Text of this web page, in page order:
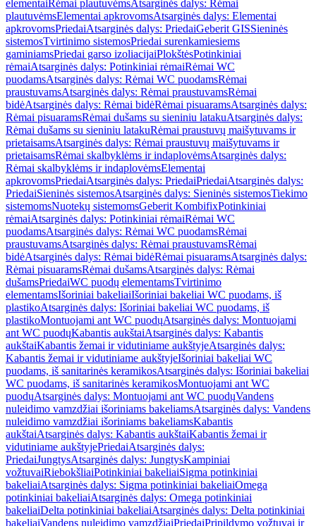
elementaiRėmai plautuvėmsAtsarginės dalys: Rėmai
plautuvėmsElementai apkrovomsAtsarginės dalys: Elementai
apkrovomsPriedaiAtsarginės dalys: PriedaiGeberit GISSieninės
sistemosTvirtinimo sistemosPriedai surenkamiesiems
gaminiamsPriedai garso izoliacijaiPlokštėsPotinkiniai
rėmaiAtsarginės dalys: Potinkiniai rėmaiRėmai WC
puodamsAtsarginės dalys: Rėmai WC puodamsRėmai
praustuvamsAtsarginės dalys: Rėmai praustuvamsRėmai
bidėAtsarginės dalys: Rėmai bidėRėmai pisuaramsAtsarginės dalys:
Rėmai pisuaramsRėmai dušams su sieniniu latakuAtsarginės dalys:
Rėmai dušams su sieniniu latakuRėmai praustuvų maišytuvams ir
prietaisamsAtsarginės dalys: Rėmai praustuvų maišytuvams ir
prietaisamsRėmai skalbyklėms ir indaplovėmsAtsarginės dalys:
Rėmai skalbyklėms ir indaplovėmsElementai
apkrovomsPriedaiAtsarginės dalys: PriedaiPriedaiAtsarginės dalys:
PriedaiSieninės sistemosAtsarginės dalys: Sieninės sistemosTiekimo
sistemomsNuotekų sistemomsGeberit KombifixPotinkiniai
rėmaiAtsarginės dalys: Potinkiniai rėmaiRėmai WC
puodamsAtsarginės dalys: Rėmai WC puodamsRėmai
praustuvamsAtsarginės dalys: Rėmai praustuvamsRėmai
bidėAtsarginės dalys: Rėmai bidėRėmai pisuaramsAtsarginės dalys:
Rėmai pisuaramsRėmai dušamsAtsarginės dalys: Rėmai
dušamsPriedaiWC puodų elementamsTvirtinimo
elementamsIšoriniai bakeliaiIšoriniai bakeliai WC puodams, iš
plastikoAtsarginės dalys: Išoriniai bakeliai WC puodams, iš
plastikoMontuojami ant WC puodųAtsarginės dalys: Montuojami
ant WC puodųKabantis aukštaiAtsarginės dalys: Kabantis
aukštaiKabantis žemai ir vidutiniame aukštyjeAtsarginės dalys:
Kabantis žemai ir vidutiniame aukštyjeIšoriniai bakeliai WC
puodams, iš sanitarinės keramikosAtsarginės dalys: Išoriniai bakeliai
WC puodams, iš sanitarinės keramikosMontuojami ant WC
puodųAtsarginės dalys: Montuojami ant WC puodųVandens
nuleidimo vamzdžiai išoriniams bakeliamsAtsarginės dalys: Vandens
nuleidimo vamzdžiai išoriniams bakeliamsKabantis
aukštaiAtsarginės dalys: Kabantis aukštaiKabantis žemai ir
vidutiniame aukštyjePriedaiAtsarginės dalys:
PriedaiJungtysAtsarginės dalys: JungtysKampiniai
vožtuvaiRiebokšliaiPotinkiniai bakeliaiSigma potinkiniai
bakeliaiAtsarginės dalys: Sigma potinkiniai bakeliaiOmega
potinkiniai bakeliaiAtsarginės dalys: Omega potinkiniai
bakeliaiDelta potinkiniai bakeliaiAtsarginės dalys: Delta potinkiniai
bakeliaiVandens nuleidimo vamzdžiaiPriedaiPripildymo vožtuvai ir